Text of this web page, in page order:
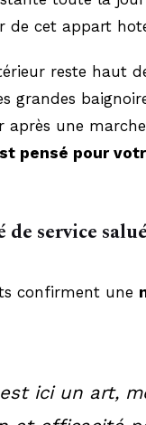
de cet appart
reste haut
grandes
après une
pensé pour
service
confirment une
est ici un art,